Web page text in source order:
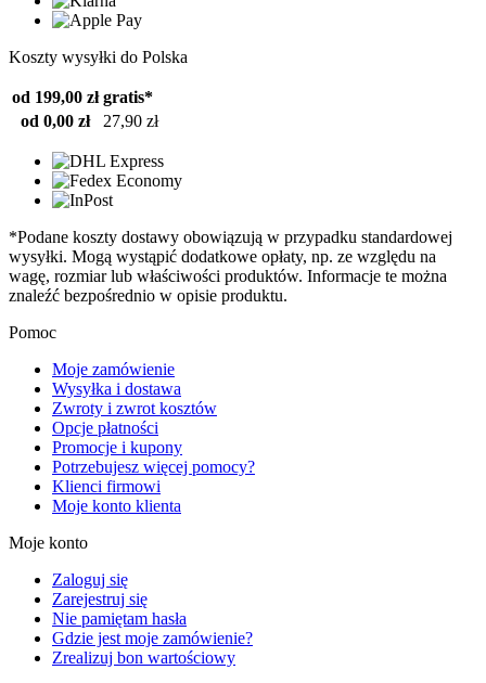
Koszty wysyłki do Polska
od 199,00 zł gratis*
od 0,00 zł
27,90 zł
*Podane koszty dostawy obowiązują w przypadku standardowej
wysyłki. Mogą wystąpić dodatkowe opłaty, np. ze względu na
wagę, rozmiar lub właściwości produktów. Informacje te można
znaleźć bezpośrednio w opisie produktu.
Pomoc
Moje zamówienie
Wysyłka i dostawa
Zwroty i zwrot kosztów
Opcje płatności
Promocje i kupony
Potrzebujesz więcej pomocy?
Klienci firmowi
Moje konto klienta
Moje konto
Zaloguj się
Zarejestruj się
Nie pamiętam hasła
Gdzie jest moje zamówienie?
Zrealizuj bon wartościowy